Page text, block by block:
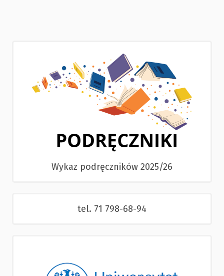
Wykaz podręczników 2025/26
tel. 71 798-68-94